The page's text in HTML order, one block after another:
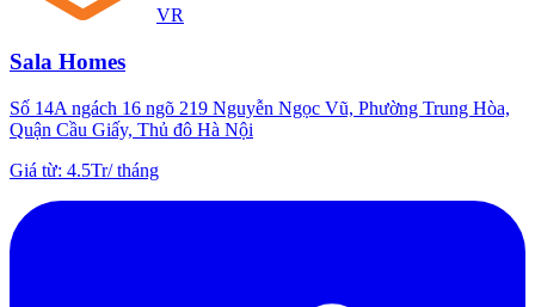
VR
Sala Homes
Số 14A ngách 16 ngõ 219 Nguyễn Ngọc Vũ, Phường Trung Hòa,
Quận Cầu Giấy, Thủ đô Hà Nội
Giá từ: 4.5Tr/tháng